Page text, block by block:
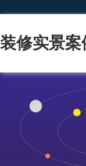
装修实景